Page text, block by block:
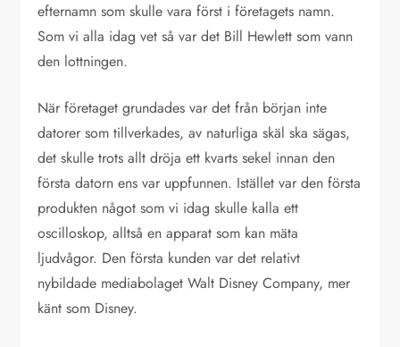
efternamn som skulle vara först i företagets namn.
Som vi alla idag vet så var det Bill Hewlett som vann
den lottningen.
När företaget grundades var det från början inte
datorer som tillverkades, av naturliga skäl ska sägas,
det skulle trots allt dröja ett kvarts sekel innan den
första datorn ens var uppfunnen. Istället var den första
produkten något som vi idag skulle kalla ett
oscilloskop, alltså en apparat som kan mäta
ljudvågor. Den första kunden var det relativt
nybildade mediabolaget Walt Disney Company, mer
känt som Disney.